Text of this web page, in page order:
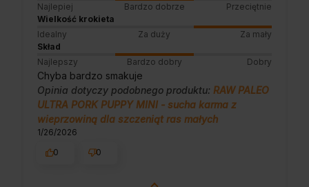
Najlepiej
Bardzo dobrze
Przeciętnie
Wielkość krokieta
Idealny
Za duży
Za mały
Skład
Najlepszy
Bardzo dobry Dobry
Chyba bardzo smakuje
Opinia dotyczy podobnego produktu: RAW PALEO
ULTRA PORK PUPPY MINI - sucha karma z
wieprzowiną dla szczeniąt ras małych
1/26/2026
0
0